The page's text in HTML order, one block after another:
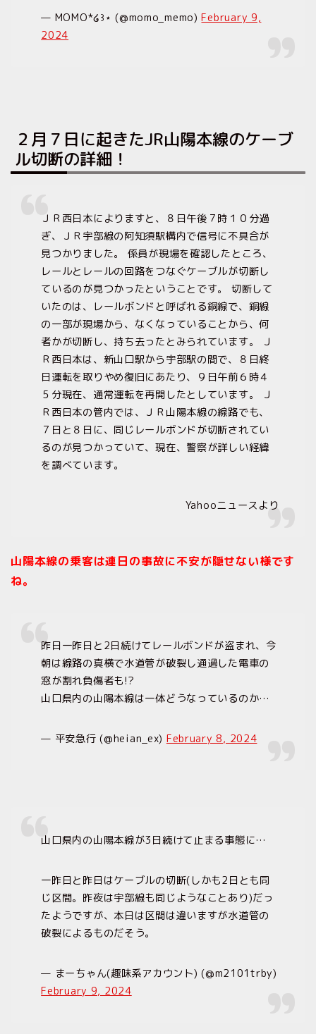
— MOMO*໒꒱⋆ (@momo_memo)February 9,
2024
２月７日に起きたJR山陽本線のケーブ
ル切断の詳細！
ＪＲ西日本によりますと、８日午後７時１０分過
ぎ、ＪＲ宇部線の阿知須駅構内で信号に不具合が
見つかりました。 係員が現場を確認したところ、
レールとレールの回路をつなぐケーブルが切断し
ているのが見つかったということです。 切断して
いたのは、レールボンドと呼ばれる銅線で、銅線
の一部が現場から、なくなっていることから、何
者かが切断し、持ち去ったとみられています。 Ｊ
Ｒ西日本は、新山口駅から宇部駅の間で、８日終
日運転を取りやめ復旧にあたり、９日午前６時４
５分現在、通常運転を再開したとしています。 Ｊ
Ｒ西日本の管内では、ＪＲ山陽本線の線路でも、
７日と８日に、同じレールボンドが切断されてい
るのが見つかっていて、現在、警察が詳しい経緯
を調べています。
Yahooニュースより
山陽本線の乗客は連日の事故に不安が隠せない様です
ね。
昨日一昨日と2日続けてレールボンドが盗まれ、今
朝は線路の真横で水道管が破裂し通過した電車の
窓が割れ負傷者も!?
山口県内の山陽本線は一体どうなっているのか…
— 平安急行 (@heian_ex) February 8, 2024
山口県内の山陽本線が3日続けて止まる事態に…
一昨日と昨日はケーブルの切断(しかも2日とも同
じ区間。昨夜は宇部線も同じようなことあり)だっ
たようですが、本日は区間は違いますが水道管の
破裂によるものだそう。
— まーちゃん(趣味系アカウント) (@m2101trby)
February 9, 2024